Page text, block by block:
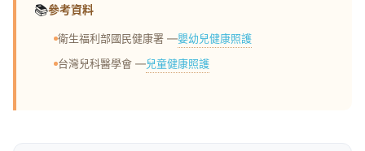
📚參考資料
衛生福利部國民健康署 —嬰幼兒健康照護
台灣兒科醫學會 —兒童健康照護